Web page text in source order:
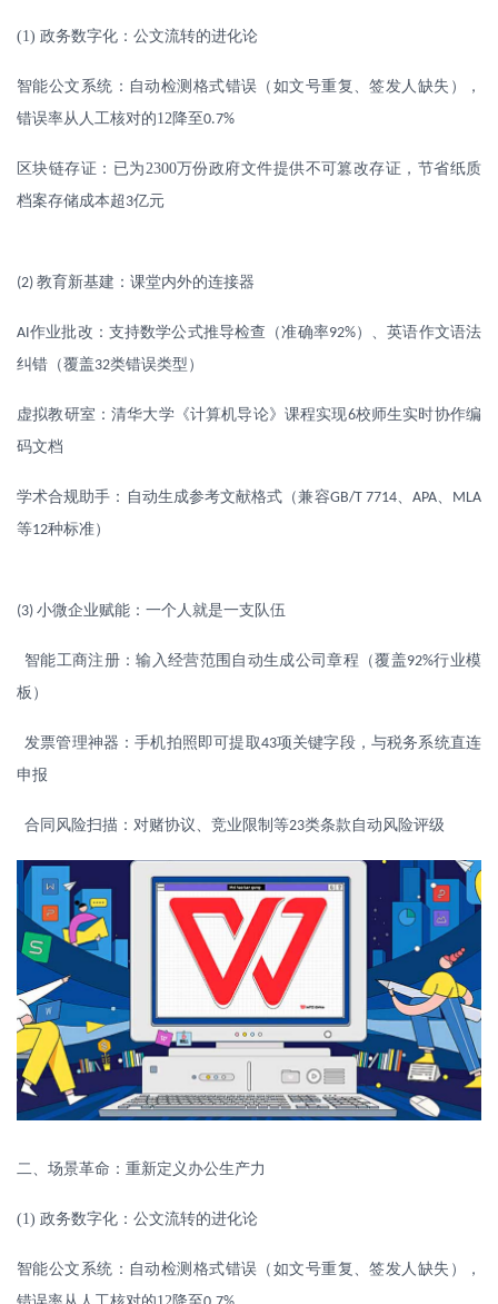
(1) 政务数字化：公文流转的进化论
智能公文系统：自动检测格式错误（如文号重复、签发人缺失），
错误率从人工核对的12 降至0.7%
区块链存证：已为 2300万份政府文件提供不可篡改存证，节省纸质
档案存储成本超 3亿元
(2) 教育新基建：课堂内外的连接器
AI 作业批改：支持数学公式推导检查（准确率92%）、英语作文语法
纠错（覆盖32类错误类型）
虚拟教研室：清华大学《计算机导论》课程实现6校师生实时协作编
码文档
学术合规助手：自动生成参考文献格式（兼容GB/T 7714、 APA、
MLA
等12种标准）
(3) 小微企业赋能：一个人就是一支队伍
智能工商注册：输入经营范围自动生成公司章程（覆盖92%行业模
板）
发票管理神器：手机拍照即可提取43项关键字段，与税务系统直连
申报
合同风险扫描：对赌协议、竞业限制等23类条款自动风险评级
二、 场景革命：重新定义办公生产力
(1) 政务数字化：公文流转的进化论
智能公文系统：自动检测格式错误（如文号重复、签发人缺失），